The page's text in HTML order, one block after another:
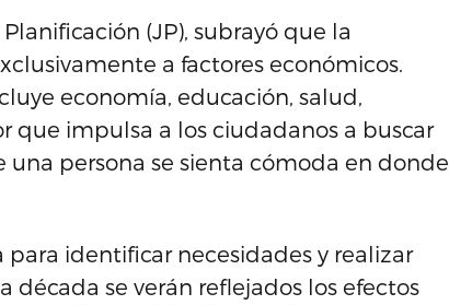
(JP), subrayó que la
a factores económicos.
economía, educación, salud,
que impulsa a los ciudadanos a buscar
una persona se sienta cómoda en donde
identificar necesidades y realizar
se verán reflejados los efectos